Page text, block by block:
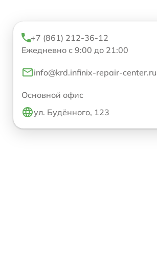
+7 (861) 212-36-12
Ежедневно с 9:00 до 21:00
info@krd.infinix-repair-center.ru
Основной офис
ул. Будённого, 123